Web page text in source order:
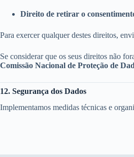
Direito de retirar o
Para exercer qualquer destes direitos,
Se considerar que os seus direitos não
Comissão Nacional de Proteção de
12. Segurança dos Dados
Implementamos medidas técnicas e